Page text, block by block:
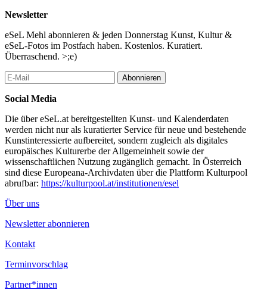
Newsletter
eSeL Mehl abonnieren & jeden Donnerstag Kunst, Kultur &
eSeL-Fotos im Postfach haben. Kostenlos. Kuratiert.
Überraschend. >;e)
Abonnieren
Social Media
Die über eSeL.at bereitgestellten Kunst- und Kalenderdaten
werden nicht nur als kuratierter Service für neue und bestehende
Kunstinteressierte aufbereitet, sondern zugleich als digitales
europäisches Kulturerbe der Allgemeinheit sowie der
wissenschaftlichen Nutzung zugänglich gemacht. In Österreich
sind diese Europeana-Archivdaten über die Plattform Kulturpool
abrufbar: https://kulturpool.at/institutionen/esel
Über uns
Newsletter abonnieren
Kontakt
Terminvorschlag
Partner*innen